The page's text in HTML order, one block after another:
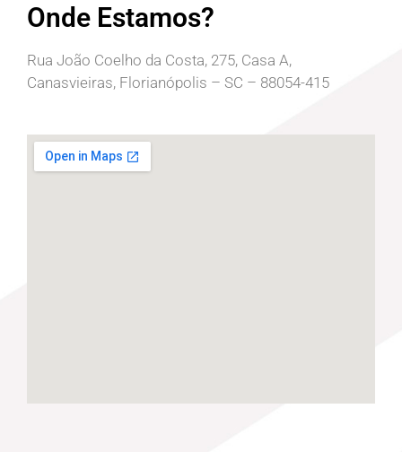
Onde Estamos?
Rua João Coelho da Costa, 275, Casa A,
Canasvieiras, Florianópolis – SC – 88054-415